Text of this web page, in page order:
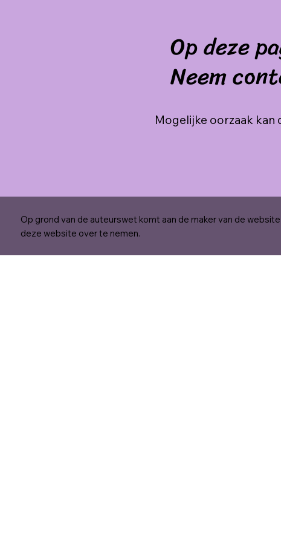
Op deze
Neem
Mogelijke oorzaak kan
Op grond van de auteurswet komt aan de maker van de
deze website over te nemen.